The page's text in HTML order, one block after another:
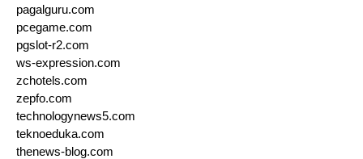
pagalguru.com
pcegame.com
pgslot-r2.com
ws-expression.com
zchotels.com
zepfo.com
technologynews5.com
teknoeduka.com
thenews-blog.com